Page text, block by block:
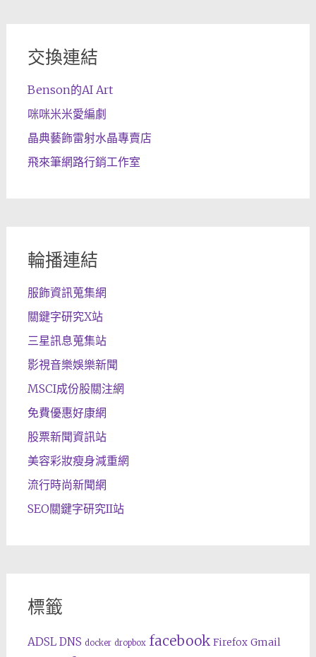
交換連結
Benson的AI Art
咪咪米米愛編劇
晶典藝飾雷射水晶專賣店
飛來筆網路行銷工作室
輪播連結
服飾資訊蒐集網
關鍵字研究X站
三星訊息蒐集站
影視音樂娛樂新聞
MSCI成份股關注網
免費優惠好康網
股票新聞資訊站
美容彩妝瘦身減重網
流行時尚新聞網
SEO關鍵字研究II站
標籤
ADSL DNS docker dropbox facebook Firefox Gmail